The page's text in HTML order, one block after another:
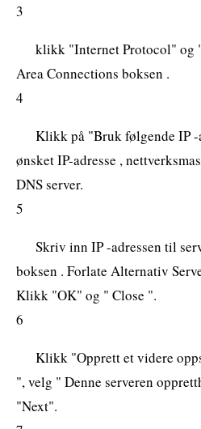
3
klikk "Internet Protocol" og
Area Connections boksen .
4
Klikk på "Bruk følgende IP
ønsket IP-adresse ,
DNS server.
5
Skriv inn IP -adressen til
boksen . Forlate Alternativ
Klikk "OK" og " Close ".
6
Klikk "Opprett et videre
", velg " Denne serveren
"Next".